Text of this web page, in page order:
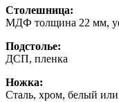
Столешница:
МДФ толщина 22 мм,
Подстолье:
ДСП, пленка
Ножка:
Сталь, хром, белый